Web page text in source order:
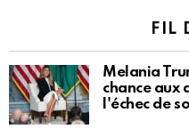
FIL
Melania
chance aux
l'échec de